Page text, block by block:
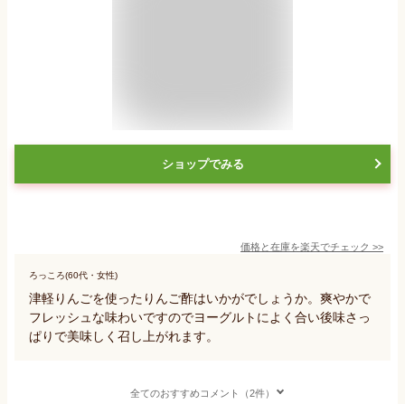
ショップでみる
価格と在庫を楽天でチェック >>
ろっころ(60代・女性)
津軽りんごを使ったりんご酢はいかがでしょうか。爽やかで
フレッシュな味わいですのでヨーグルトによく合い後味さっ
ぱりで美味しく召し上がれます。
全てのおすすめコメント（2件）